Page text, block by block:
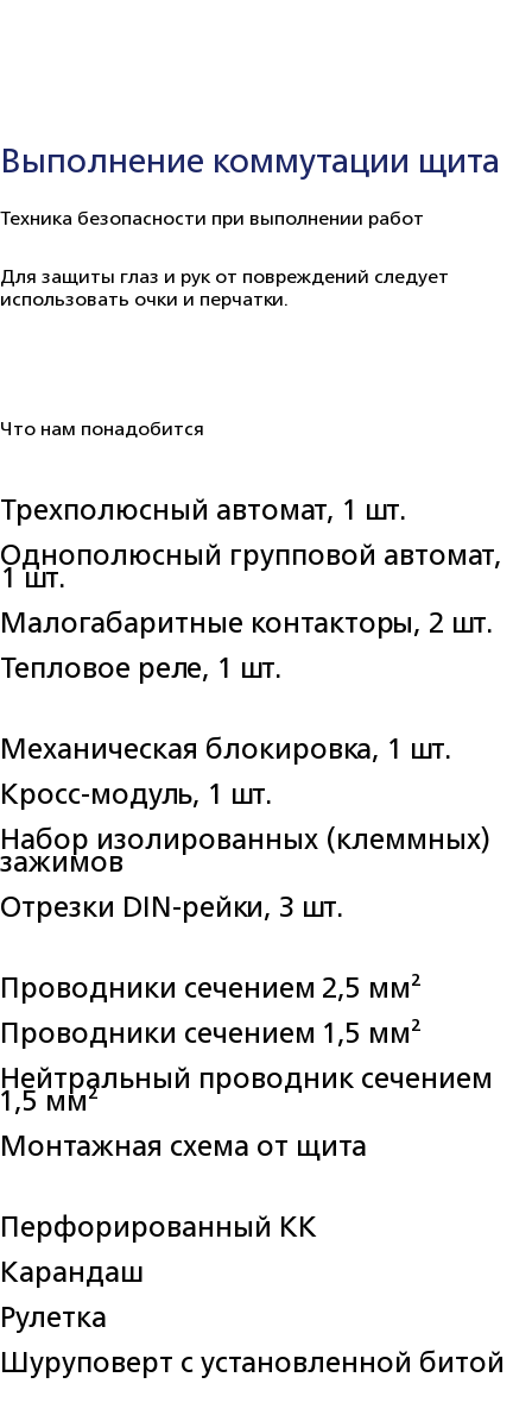
Выполнение коммутации щита
Техника безопасности при выполнении работ
Для защиты глаз и рук от повреждений следует
использовать очки и перчатки.
Что нам понадобится
Трехполюсный автомат, 1 шт.
Однополюсный групповой автомат,
1 шт.
Малогабаритные контакторы, 2 шт.
Тепловое реле, 1 шт.
Механическая блокировка, 1 шт.
Кросс‑модуль, 1 шт.
Набор изолированных (клеммных)
зажимов
Отрезки DIN‑рейки, 3 шт.
Проводники сечением 2,5 мм²
Проводники сечением 1,5 мм²
Нейтральный проводник сечением
1,5 мм²
Монтажная схема от щита
Перфорированный КК
Карандаш
Рулетка
Шуруповерт с установленной битой